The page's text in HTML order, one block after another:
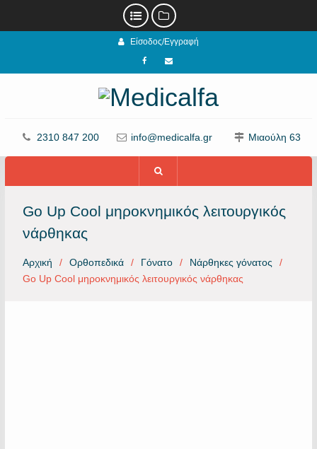
Είσοδος/Εγγραφή
Facebook
email
2310 847 200 info@medicalfa.gr Μιαούλη 63
Go Up Cool μηροκνημικός λειτουργικός
νάρθηκας
Αρχική Ορθοπεδικά Γόνατο
Νάρθηκες γόνατος
Go Up Cool μηροκνημικός λειτουργικός νάρθηκας